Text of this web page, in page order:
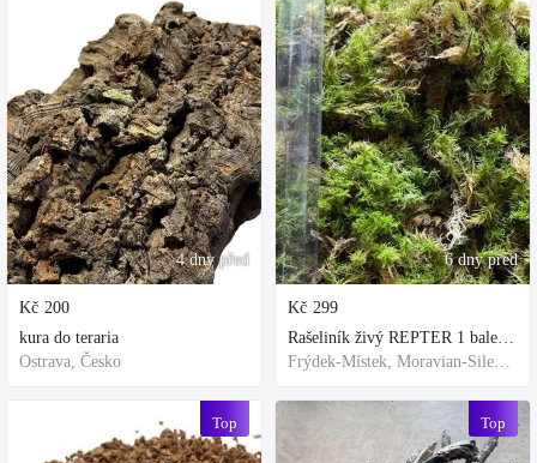
4 dny před
Kč 200
kura do teraria
Ostrava, Česko
Top
6 dny před
Kč 299
Rašeliník živý REPTER 1 balení - násada, TOP kvalita 30cm-30cm-8cm
Frýdek-Místek, Moravian-Silesian Region,Others
Top